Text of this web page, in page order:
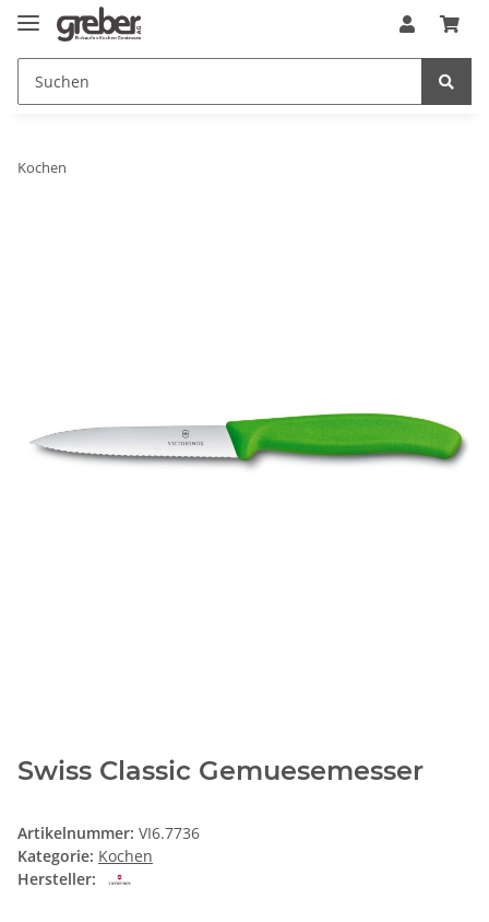
Kochen
Swiss Classic Gemuesemesser
Artikelnummer: VI6.7736
Kategorie: Kochen
Hersteller: